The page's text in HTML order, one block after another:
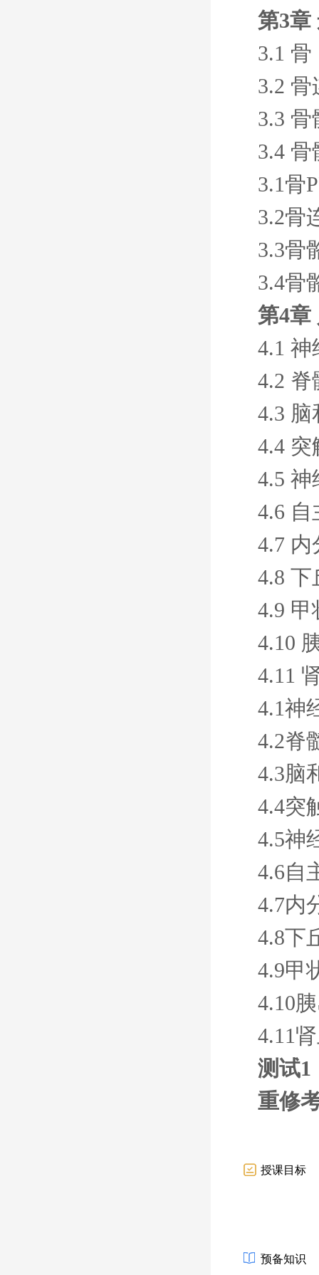
第3章
3.1 骨
3.2 骨
3.3 骨
3.4 骨
3.1骨
3.2骨
3.3骨
3.4骨
第4章
4.1
4.2
4.3 脑
4.4
4.5
4.6
4.7
4.8
4.9
4.10
4.11
4.1神
4.2脊
4.3脑
4.4突
4.5神
4.6自
4.7内
4.8下
4.9甲
4.10
4.11
测试1
重修
授课目标
预备知识